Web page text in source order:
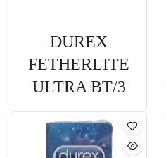
DUREX
FETHERLITE
ULTRA BT/3